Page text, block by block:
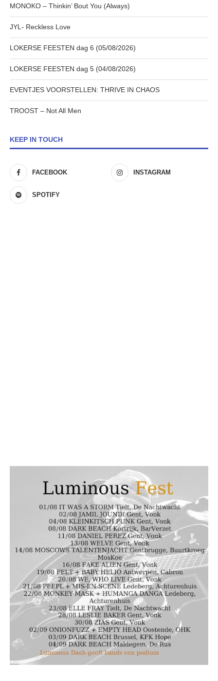
MONOKO – Thinkin’ Bout You (Always)
JYL- Reckless Love
LOKERSE FEESTEN dag 6 (05/08/2026)
LOKERSE FEESTEN dag 5 (04/08/2026)
EVENTJES VOORSTELLEN: THRIVE IN CHAOS
TROOST – Not All Men
KEEP IN TOUCH
FACEBOOK INSTAGRAM
SPOTIFY